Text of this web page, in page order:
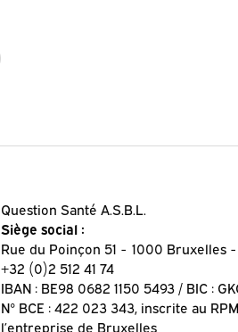
Question Santé A.S.B.L.
Siège social :
Rue du Poinçon 51
1000 Bruxelles
+32 (0)2 512 41 74
IBAN : BE98 0682 1150 5493 / BIC :
N° BCE : 422 023 343, inscrite au
l’entreprise de Bruxelles